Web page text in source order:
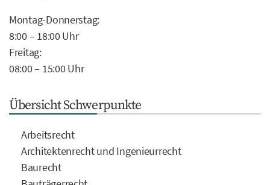
Montag-Donnerstag:
8:00 – 18:00 Uhr
Freitag:
08:00 – 15:00 Uhr
Übersicht Schwerpunkte
Arbeitsrecht
Architektenrecht und Ingenieurrecht
Baurecht